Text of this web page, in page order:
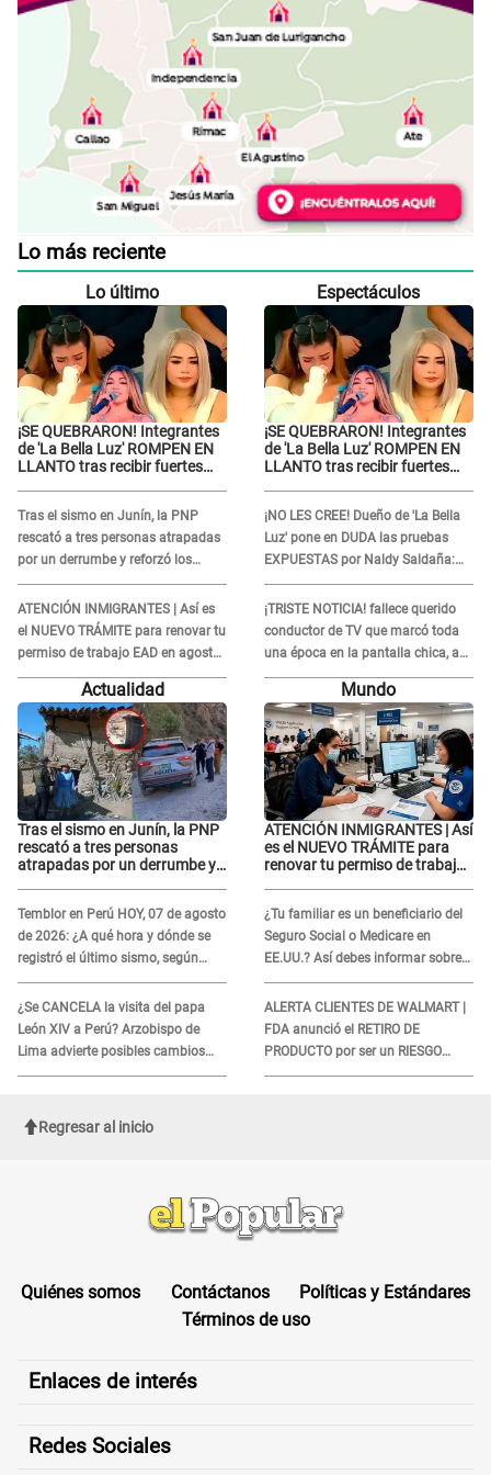
Lo más reciente
Lo último
¡SE QUEBRARON! Integrantes
de 'La Bella Luz' ROMPEN EN
LLANTO tras recibir fuertes
Naldy Saldaña
Tras el sismo en Junín, la PNP
rescató a tres personas atrapadas
por un derrumbe y reforzó los
operativos de emergencia
ATENCIÓN INMIGRANTES | Así es
el NUEVO TRÁMITE para renovar tu
permiso de trabajo EAD en agosto
del 2026
Espectáculos
¡SE QUEBRARON! Integrantes
de 'La Bella Luz' ROMPEN EN
LLANTO tras recibir fuertes
Naldy Saldaña
¡NO LES CREE! Dueño de 'La Bella
Luz' pone en DUDA las pruebas
EXPUESTAS por Naldy Saldaña:
“Quizá se han editado...”
¡TRISTE NOTICIA! fallece querido
conductor de TV que marcó toda
una época en la pantalla chica, así
fue su repentino adiós
Actualidad
Tras el sismo en Junín, la PNP
rescató a tres personas
atrapadas por un derrumbe y
Temblor en Perú HOY, 07 de agosto
de 2026: ¿A qué hora y dónde se
registró el último sismo, según
IGP?
¿Se CANCELA la visita del papa
León XIV a Perú? Arzobispo de
Lima advierte posibles cambios
por fénomeno El Niño
Mundo
ATENCIÓN INMIGRANTES | Así
es el NUEVO TRÁMITE para
renovar tu permiso de trabajo
¿Tu familiar es un beneficiario del
Seguro Social o Medicare en
EE.UU.? Así debes informar sobre
su muerte para EVITAR COBROS
ALERTA CLIENTES DE WALMART |
FDA anunció el RETIRO DE
PRODUCTO por ser un RIESGO
MORTAL para consumidores: ¿Cuál
Regresar al inicio
Quiénes somos Contáctanos
Políticas y Estándares
Términos de uso
Enlaces de interés
Redes Sociales